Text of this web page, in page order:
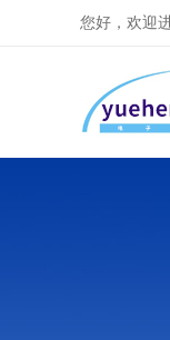
您好，欢迎